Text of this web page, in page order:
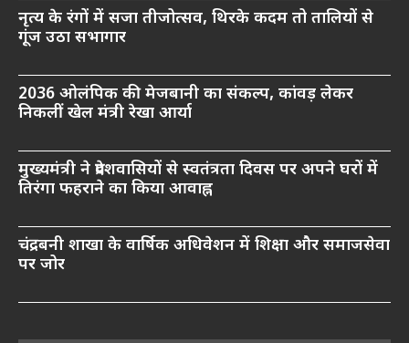
नृत्य के रंगों में सजा तीजोत्सव, थिरके कदम तो तालियों से
गूंज उठा सभागार
2036 ओलंपिक की मेजबानी का संकल्प, कांवड़ लेकर
निकलीं खेल मंत्री रेखा आर्या
मुख्यमंत्री ने प्रदेशवासियों से स्वतंत्रता दिवस पर अपने घरों में
तिरंगा फहराने का किया आवाह्न
चंद्रबनी शाखा के वार्षिक अधिवेशन में शिक्षा और समाजसेवा
पर जोर